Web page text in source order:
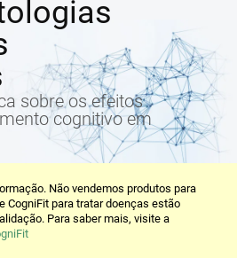
sobre os efeitos
cognitivo em
Não vendemos produtos para
CogniFit para tratar doenças estão
Para saber mais, visite a